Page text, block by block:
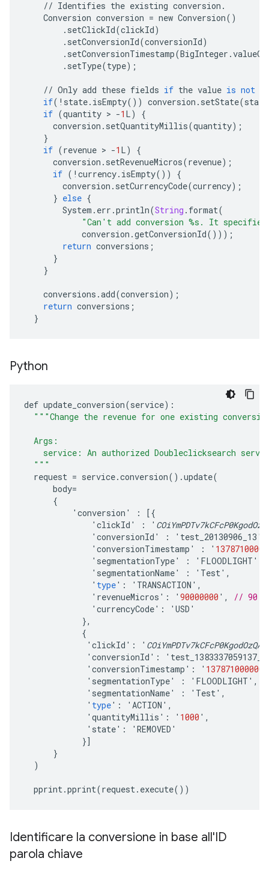
// Identifies the existing conversion .
Conversion conversion = new Conversion()
. setClickId(clickId)
. setConversionId(conversionId)
. setConversionTimestamp(BigInteger .valueOf
. setType(type);
// Only add these fields if the value is not
if( ! state. isEmpty()) conversion . setState(state
if (quantity > -1 L)
{
conversion . setQuantityMillis(quantity);
}
if (revenue > -1 L)
{
conversion . setRevenueMicros(revenue);
if ( ! currency. isEmpty())
{
conversion . setCurrencyCode(currency);
} else {
System . err .println(String . format(
"Can't add conversion %s . It specifies
conversion .getConversionId()));
return conversions ;
}
}
conversions .add(conversion);
return conversions ;
}
Python
def update_conversion(service):
"""Change the revenue for one existing
  Args:
service: An authorized Doubleclicksearch
  """
request = service.conversion().update(
body=
{
' conversion ' :
[{
' clickId ' : '
' conversionId ' : ' test_20130906_13 '
' conversionTimestamp ' : '
' segmentationType' : ' FLOODLIGHT '
' segmentationName' : ' Test ' ,
' type' : ' TRANSACTION ' ,
' revenueMicros ' : ' 90000000 ' ,
// 90
' currencyCode' : ' USD '
},
{
' clickId ' : '
' conversionId ' : '
' conversionTimestamp ' : ' 1378710000000
' segmentationType' : ' FLOODLIGHT ' ,
' segmentationName' : ' Test ' ,
' type' : ' ACTION ' ,
' quantityMillis ' : ' 1000 ' ,
' state' : ' REMOVED '
}]
}
)
pprint .pprint(request . execute())
Identificare la conversione in base all'ID
parola chiave